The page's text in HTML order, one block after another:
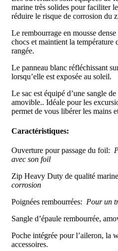
marine très solides pour faciliter
réduire le risque de corrosion du
Le rembourrage en mousse
chocs et maintient la température
rangée.
Le panneau blanc réfléchissant
lorsqu’elle est exposée au soleil.
Le sac est équipé d’une sangle
amovible.. Idéale pour les
permet de vous libérer les mains
Caractéristiques:
Ouverture pour passage du foil:
avec son foil
Zip Heavy Duty de qualité
corrosion
Poignées rembourrées: Pour un
Sangle d’épaule rembourrée,
Poche intégrée pour l’aileron, la
accessoires.